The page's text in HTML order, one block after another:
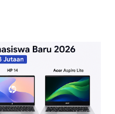
Plastik Modern vs
mengusung desain
dengan pilihan warna
yang suka tampilan